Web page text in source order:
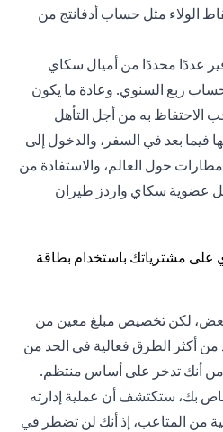
الولاء مثل حساب أدفانتج من
عددًا محددًا من أميال سكاي
ربع السنوي. وعادة ما يكون
الاحتفاظ به من أجل التأهل
فيما بعد في السفر، والدخول إلى
في مطارات حول العالم، والاستفادة من
مثل عضوية سكاي واردز طيران
لكن تخصيص مبلغ معين من
من أكثر الطرق فعالية في الحد من
من أنك تدخر على أساس منتظم.
بك، ستكتشف أن عملية إدارته
من المتاعب، إذ أنك لن تضطر في